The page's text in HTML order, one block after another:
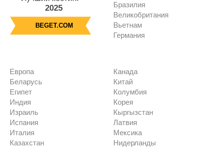
2025
BEGET.COM
Бразилия
Великобритания
Вьетнам
Германия
Европа
Беларусь
Египет
Индия
Израиль
Испания
Италия
Казахстан
Канада
Китай
Колумбия
Корея
Кыргызстан
Латвия
Мексика
Нидерланды